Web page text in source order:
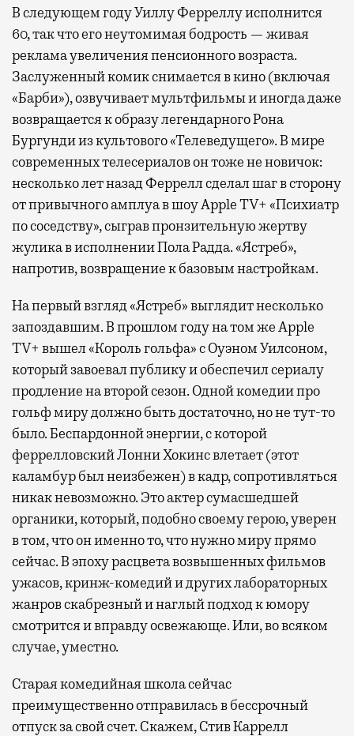
В следующем году Уиллу Ферреллу исполнится
60, так что его неутомимая бодрость — живая
реклама увеличения пенсионного возраста.
Заслуженный комик снимается в кино (включая
«Барби»), озвучивает мультфильмы и иногда даже
возвращается к образу легендарного Рона
Бургунди из культового «Телеведущего». В мире
современных телесериалов он тоже не новичок:
несколько лет назад Феррелл сделал шаг в сторону
от привычного амплуа в шоу Apple TV+ «Психиатр
по соседству», сыграв пронзительную жертву
жулика в исполнении Пола Радда. «Ястреб»,
напротив, возвращение к базовым настройкам.
На первый взгляд «Ястреб» выглядит несколько
запоздавшим. В прошлом году на том же Apple
TV+ вышел «Король гольфа» с Оуэном Уилсоном,
который завоевал публику и обеспечил сериалу
продление на второй сезон. Одной комедии про
гольф миру должно быть достаточно, но не тут-то
было. Беспардонной энергии, с которой
феррелловский Лонни Хокинс влетает (этот
каламбур был неизбежен) в кадр, сопротивляться
никак невозможно. Это актер сумасшедшей
органики, который, подобно своему герою, уверен
в том, что он именно то, что нужно миру прямо
сейчас. В эпоху расцвета возвышенных фильмов
ужасов, кринж-комедий и других лабораторных
жанров скабрезный и наглый подход к юмору
смотрится и вправду освежающе. Или, во всяком
случае, уместно.
Старая комедийная школа сейчас
преимущественно отправилась в бессрочный
отпуск за свой счет. Скажем, Стив Каррелл